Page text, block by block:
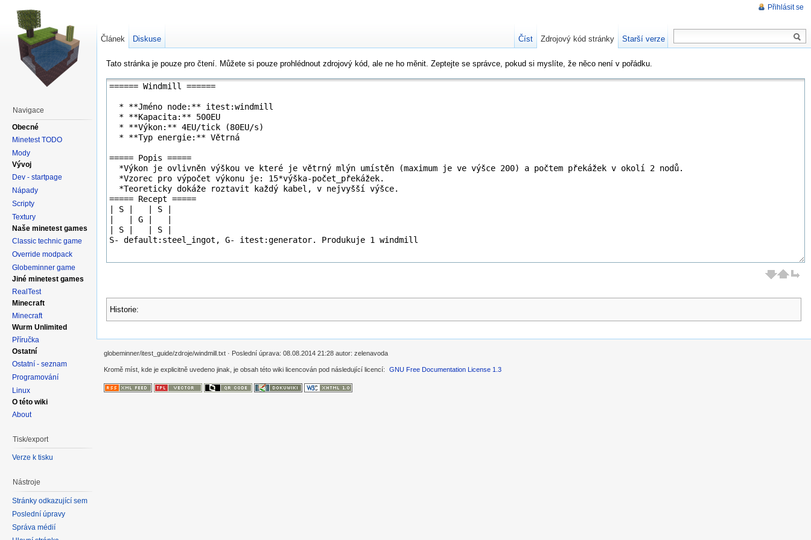
Tato stránka je pouze pro čtení. Můžete si pouze prohlédnout zdrojový kód, ale ne ho měnit. Zeptejte se správce, pokud si myslíte, že něco není v pořádku.
Historie:
Přihlásit se
Článek Diskuse Číst Zdrojový kód stránky Starší verze
Navigace
Obecné
Minetest TODO
Mody
Vývoj
Dev - startpage
Nápady
Scripty
Textury
Naše minetest games
Classic technic game
Override modpack
Globeminner game
Jiné minetest games
RealTest
Minecraft
Minecraft
Wurm Unlimited
Příručka
Ostatní
Ostatní - seznam
Programování
Linux
O této wiki
About
Tisk/export
Verze k tisku
Nástroje
Stránky odkazující sem
Poslední úpravy
Správa médií
globeminner/itest_guide/zdroje/windmill.txt · Poslední úprava: 08.08.2014 21:28 autor: zelenavoda
Kromě míst, kde je explicitně uvedeno jinak, je obsah této wiki licencován pod následující licencí: GNU Free Documentation License 1.3